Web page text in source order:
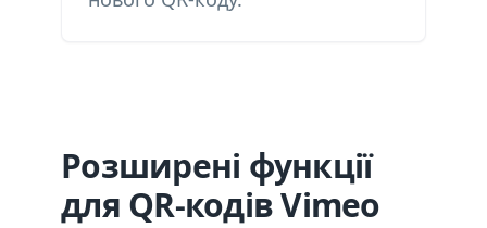
Розширені функції
для QR-кодів Vimeo